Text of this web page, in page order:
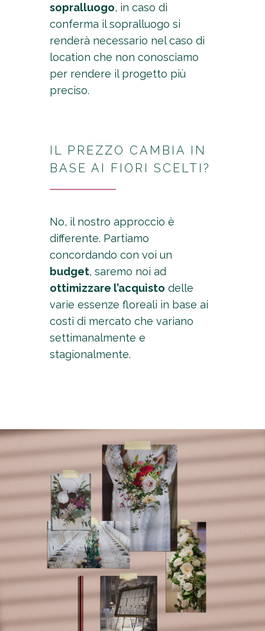
sopralluogo, in caso di
conferma il sopralluogo si
renderà necessario nel caso di
location che non conosciamo
per rendere il progetto più
preciso.
IL PREZZO CAMBIA IN
BASE AI FIORI SCELTI?
No, il nostro approccio è
differente. Partiamo
concordando con voi un
budget, saremo noi ad
ottimizzare l’acquisto delle
varie essenze floreali in base ai
costi di mercato che variano
settimanalmente e
stagionalmente.